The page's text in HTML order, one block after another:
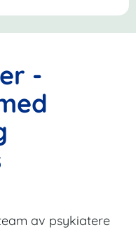
-
av psykiatere